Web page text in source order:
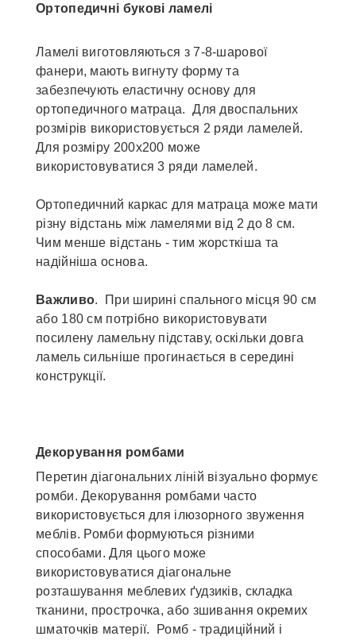
Ортопедичні букові ламелі
Ламелі виготовляються з 7-8-шарової
фанери, мають вигнуту форму та
забезпечують еластичну основу для
ортопедичного матраца. Для двоспальних
розмірів використовується 2 ряди ламелей.
Для розміру 200х200 може
використовуватися 3 ряди ламелей.
Ортопедичний каркас для матраца може мати
різну відстань між ламелями від 2 до 8 см.
Чим менше відстань - тим жорсткіша та
надійніша основа.
Важливо. При ширині спального місця 90 см
або 180 см потрібно використовувати
посилену ламельну підставу, оскільки довга
ламель сильніше прогинається в середині
конструкції.
Декорування ромбами
Перетин діагональних ліній візуально формує
ромби. Декорування ромбами часто
використовується для ілюзорного звуження
меблів. Ромби формуються різними
способами. Для цього може
використовуватися діагональне
розташування меблевих ґудзиків, складка
тканини, прострочка, або зшивання окремих
шматочків матерії. Ромб - традиційний і